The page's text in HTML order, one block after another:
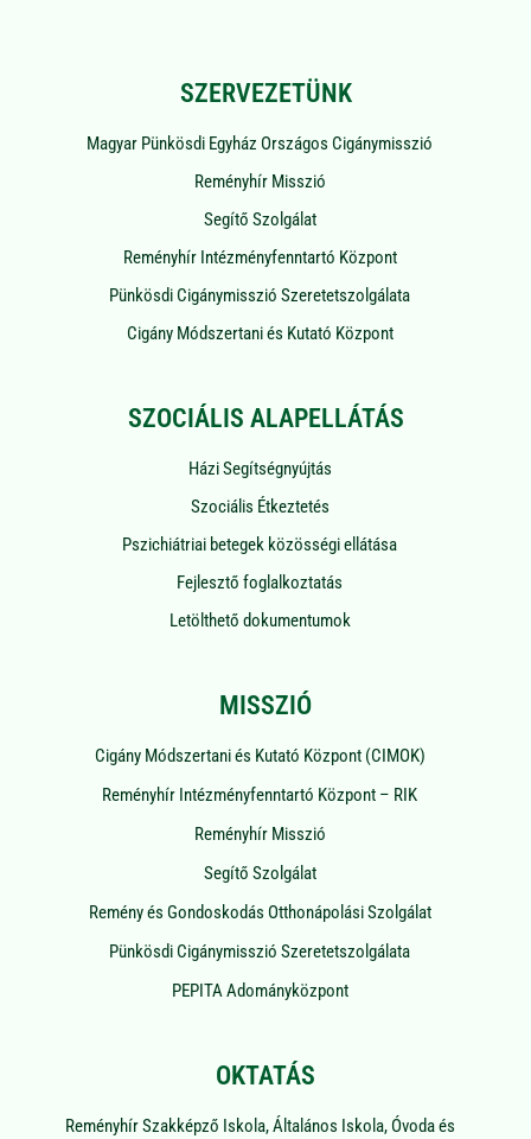
SZERVEZETÜNK
Magyar Pünkösdi Egyház Országos Cigánymisszió
Reményhír Misszió
Segítő Szolgálat
Reményhír Intézményfenntartó Központ
Pünkösdi Cigánymisszió Szeretetszolgálata
Cigány Módszertani és Kutató Központ
SZOCIÁLIS ALAPELLÁTÁS
Házi Segítségnyújtás
Szociális Étkeztetés
Pszichiátriai betegek közösségi ellátása
Fejlesztő foglalkoztatás
Letölthető dokumentumok
MISSZIÓ
Cigány Módszertani és Kutató Központ (CIMOK)
Reményhír Intézményfenntartó Központ – RIK
Reményhír Misszió
Segítő Szolgálat
Remény és Gondoskodás Otthonápolási Szolgálat
Pünkösdi Cigánymisszió Szeretetszolgálata
PEPITA Adományközpont
OKTATÁS
Reményhír Szakképző Iskola, Általános Iskola, Óvoda és